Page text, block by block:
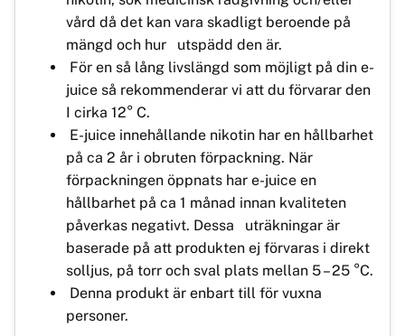
vård då det kan vara skadligt beroende på
mängd och hur utspädd den är.
För en så lång livslängd som möjligt på din e-
juice så rekommenderar vi att du förvarar den
I cirka 12° C.
E-juice innehållande nikotin har en hållbarhet
på ca 2 år i obruten förpackning. När
förpackningen öppnats har e-juice en
hållbarhet på ca 1 månad innan kvaliteten
påverkas negativt. Dessa uträkningar är
baserade på att produkten ej förvaras i direkt
solljus, på torr och sval plats mellan 5 – 25 °C.
Denna produkt är enbart till för vuxna
personer.